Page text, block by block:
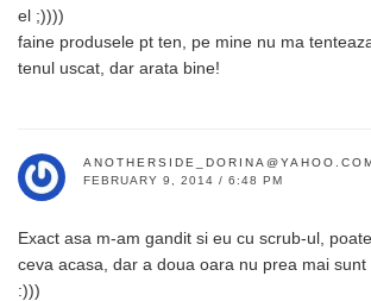
el ;))))
faine produsele pt ten, pe mine nu ma
tenul uscat, dar arata bine!
FEBRUARY 9, 2014 / 6:48 PM
Exact asa m-am gandit si eu cu scrub-ul,
ceva acasa, dar a doua oara nu prea mai
:)))